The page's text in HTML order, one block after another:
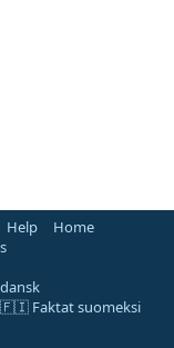
Help
Home
🇫🇮 Faktat suomeksi